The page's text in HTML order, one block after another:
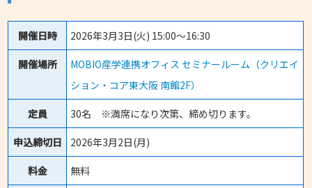
開催日時 2026年3月3日(火) 15:00～16:30
開催場所
MOBIO産学連携オフィス セミナールーム（クリエイ
ション・コア東大阪 南館2F）
定員 30名 ※満席になり次第、締め切ります。
申込締切日 2026年3月2日(月)
料金 無料